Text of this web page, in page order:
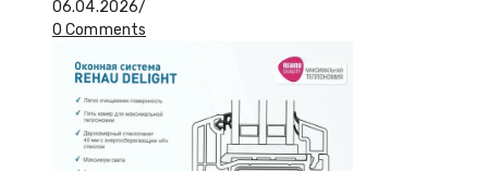
06.04.2026/
0 Comments